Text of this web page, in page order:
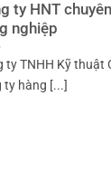
ty HNT
nghiệp
ty TNHH Kỹ thuật
ty hàng [...]